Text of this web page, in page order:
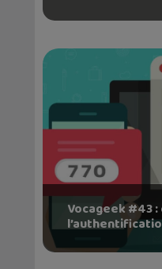
Vocageek #43 :